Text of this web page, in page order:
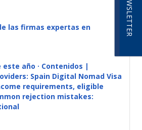
NEWSLETTER
las firmas expertas en
este año · Contenidos |
Spain Digital Nomad Visa
requirements, eligible
rejection mistakes: